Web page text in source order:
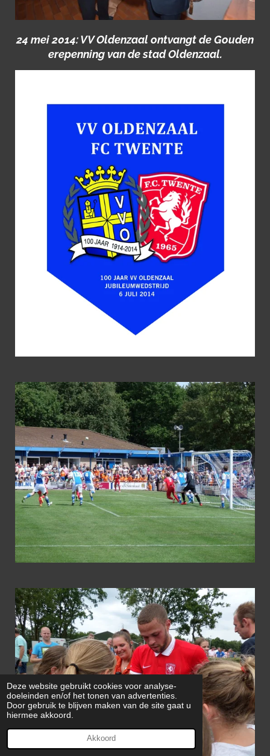
Deze website gebruikt cookies voor analyse-
doeleinden en/of het tonen van advertenties.
Door gebruik te blijven maken van de site gaat u
hiermee akkoord.
Akkoord
24 mei 2014: VV Oldenzaal ontvangt de Gouden
erepenning van de stad Oldenzaal.